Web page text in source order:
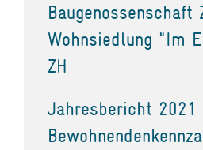
Baugenossenschaft
Wohnsiedlung "Im
ZH
Jahresbericht 2021